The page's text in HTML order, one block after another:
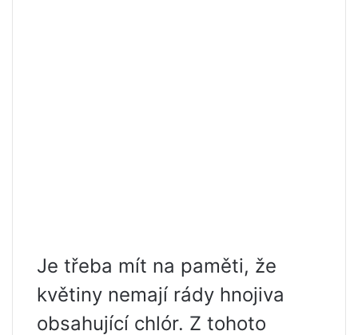
Je třeba mít na paměti, že
květiny nemají rády hnojiva
obsahující chlór. Z tohoto